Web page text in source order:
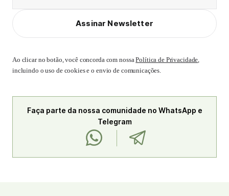
Assinar Newsletter
Ao clicar no botão, você concorda com nossaPolítica de Privacidade,
incluindo o uso de cookies e o envio de comunicações.
Faça parte da nossa comunidade no WhatsApp e
Telegram